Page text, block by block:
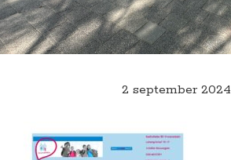
2 september 2024